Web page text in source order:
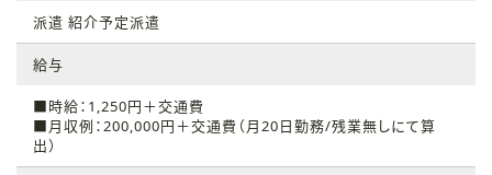
派遣 紹介予定派遣
給与
■時給：1,250円＋交通費
■月収例：200,000円＋交通費（月20日勤務/残業無しにて算
出）